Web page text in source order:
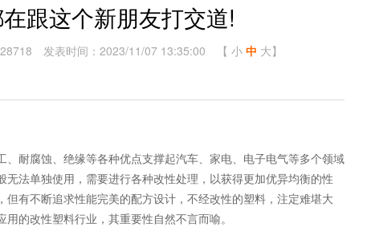
跟这个新朋友打交道!
发表时间：2023/11/07 13:35:00 【 小 中 大】
耐腐蚀、绝缘等各种优点支撑起汽车、家电、电子电气等多个领域
法单独使用，需要进行各种改性处理，以获得更加优异均衡的性
有不断追求性能完美的配方设计，不经改性的塑料，注定难堪大
的改性塑料行业，其重要性自然不言而喻。